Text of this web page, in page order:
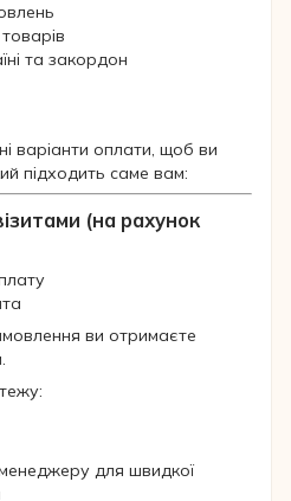
та закордон
варіанти оплати, щоб ви
підходить саме вам:
(на рахунок
ви отримаєте
для швидкої